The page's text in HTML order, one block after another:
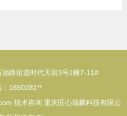
路街道时代天街3号1幢7-11#
：1650281**
技术咨询 重庆匠心瑞麟科技有限公